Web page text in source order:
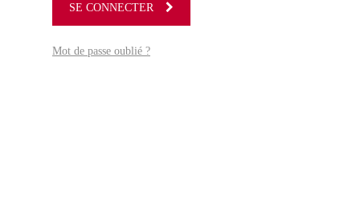
SE CONNECTER
Mot de passe oublié ?